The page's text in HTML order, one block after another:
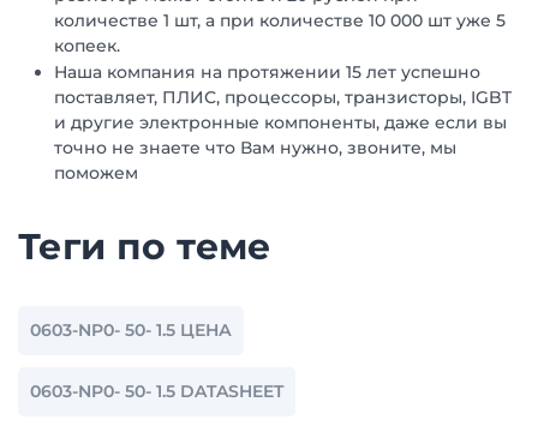
количестве 1 шт, а при количестве 10 000 шт уже 5
копеек.
Наша компания на протяжении 15 лет успешно
поставляет, ПЛИС, процессоры, транзисторы, IGBT
и другие электронные компоненты, даже если вы
точно не знаете что Вам нужно, звоните, мы
поможем
Теги по теме
0603-NP0- 50- 1.5 ЦЕНА
0603-NP0- 50- 1.5 DATASHEET